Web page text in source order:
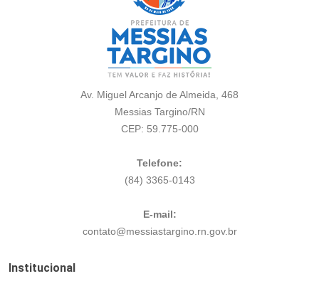
Av. Miguel Arcanjo de Almeida, 468
Messias Targino/RN
CEP: 59.775-000
Telefone:
(84) 3365-0143
E-mail:
contato@messiastargino.rn.gov.br
Institucional